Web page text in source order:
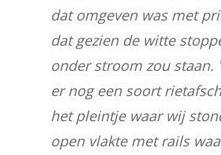
dat omgeven was met
dat gezien de witte
onder stroom zou staan.
er nog een soort
het pleintje waar wij
open vlakte met rails